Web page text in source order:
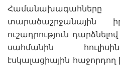
տարածաշրջանային
ուշադրություն
սահմանին
էսկալացիային հաջորդող